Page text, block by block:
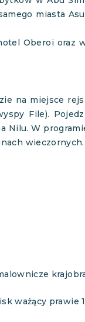
miasta
Oberoi oraz
na miejsce
File).
Nilu. W
wieczornych.
ważący prawie